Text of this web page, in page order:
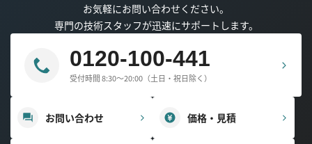
お気軽にお問い合わせください。
専門の技術スタッフが迅速にサポートします。
0120-100-441
受付時間 8:30～20:00（土日・祝日除く）
お問い合わせ 価格・見積